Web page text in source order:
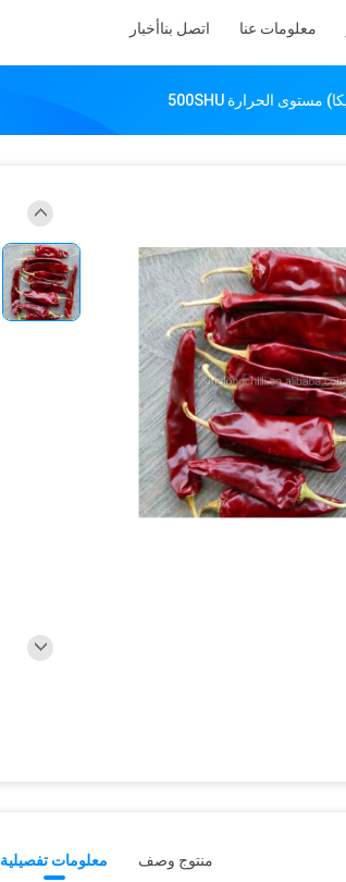
معلومات عنا اتصل بناأخبار
معلومات تفصيلية منتوج وصف